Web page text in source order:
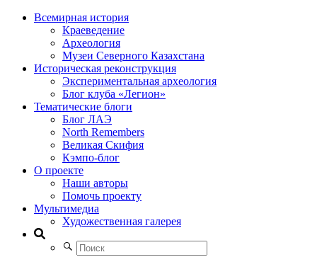
Всемирная история
Краеведение
Археология
Музеи Северного Казахстана
Историческая реконструкция
Экспериментальная археология
Блог клуба «Легион»
Тематические блоги
Блог ЛАЭ
North Remembers
Великая Скифия
Кэмпо-блог
О проекте
Наши авторы
Помочь проекту
Мультимедиа
Художественная галерея